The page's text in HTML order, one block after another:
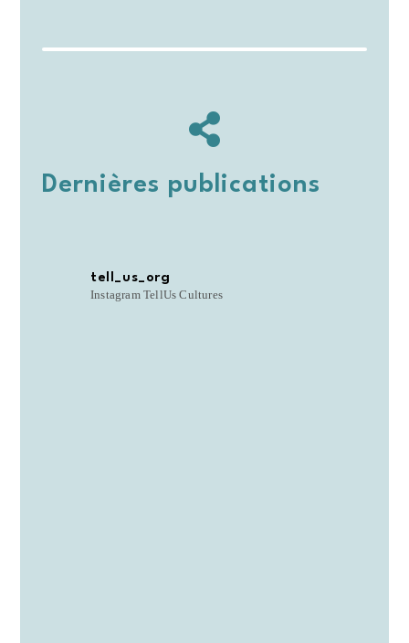
Dernières publications
tell_us_org
Instagram TellUs Cultures